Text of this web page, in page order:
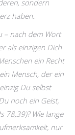
sondern
haben.
– nach dem Wort
als einzigen Dich
ein Recht
Mensch, der ein
Du selbst
noch ein Geist,
78,39)? Wie lange
nur